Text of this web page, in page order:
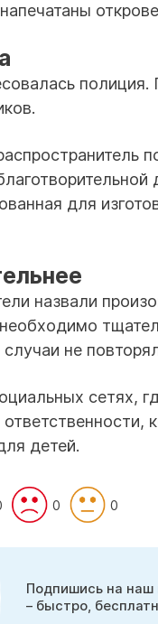
для
назвали
не
сетях,
детей.
0 0
Подпишись на наш
– быстро,